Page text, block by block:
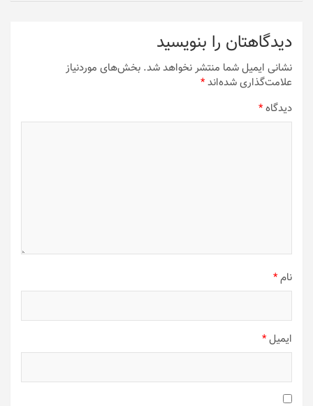
دیدگاهتان را بنویسید
نشانی ایمیل شما منتشر نخواهد شد. بخش‌های موردنیاز
علامت‌گذاری شده‌اند*
دیدگاه*
نام*
ایمیل*